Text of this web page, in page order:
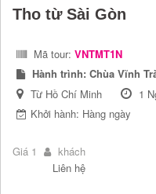
Tho từ Sài Gòn
Mã tour: VNTMT1N
Hành trình: Chùa Vĩnh
Từ Hồ Chí Minh
1
Khởi hành: Hàng ngày
Giá 1
khách
Liên hệ